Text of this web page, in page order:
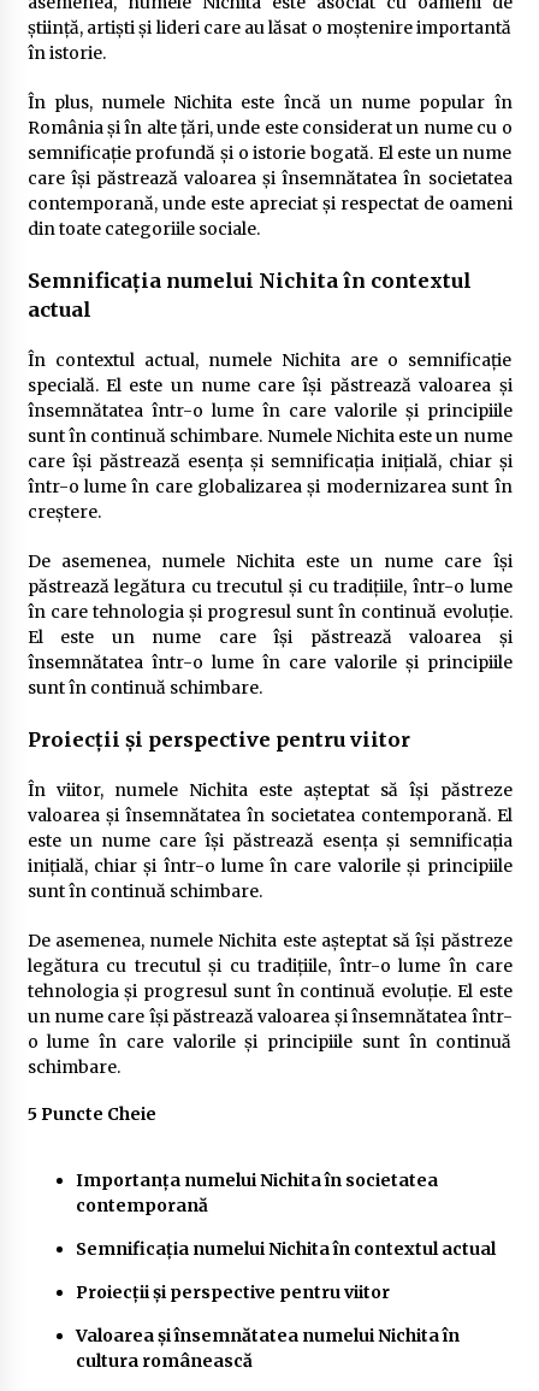
știință, artiști și lideri care au lăsat o moștenire importantă
în istorie.
În plus, numele Nichita este încă un nume popular în
România și în alte țări, unde este considerat un nume cu o
semnificație profundă și o istorie bogată. El este un nume
care își păstrează valoarea și însemnătatea în societatea
contemporană, unde este apreciat și respectat de oameni
din toate categoriile sociale.
Semnificația numelui Nichita în contextul
actual
În contextul actual, numele Nichita are o semnificație
specială. El este un nume care își păstrează valoarea și
însemnătatea într-o lume în care valorile și principiile
sunt în continuă schimbare. Numele Nichita este un nume
care își păstrează esența și semnificația inițială, chiar și
într-o lume în care globalizarea și modernizarea sunt în
creștere.
De asemenea, numele Nichita este un nume care își
păstrează legătura cu trecutul și cu tradițiile, într-o lume
în care tehnologia și progresul sunt în continuă evoluție.
El este un nume care își păstrează valoarea și
însemnătatea într-o lume în care valorile și principiile
sunt în continuă schimbare.
Proiecții și perspective pentru viitor
În viitor, numele Nichita este așteptat să își păstreze
valoarea și însemnătatea în societatea contemporană. El
este un nume care își păstrează esența și semnificația
inițială, chiar și într-o lume în care valorile și principiile
sunt în continuă schimbare.
De asemenea, numele Nichita este așteptat să își păstreze
legătura cu trecutul și cu tradițiile, într-o lume în care
tehnologia și progresul sunt în continuă evoluție. El este
un nume care își păstrează valoarea și însemnătatea într-
o lume în care valorile și principiile sunt în continuă
schimbare.
5 Puncte Cheie
Importanța numelui Nichita în societatea
contemporană
Semnificația numelui Nichita în contextul actual
Proiecții și perspective pentru viitor
Valoarea și însemnătatea numelui Nichita în
cultura românească